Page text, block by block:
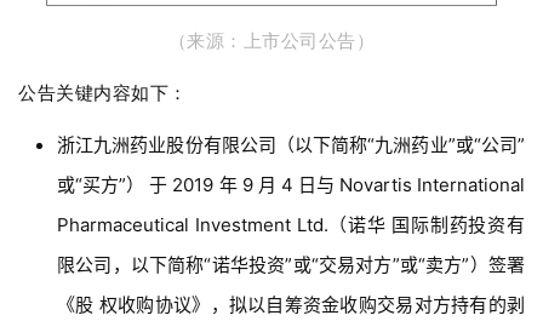
（来源：上市公司公告）
公告关键内容如下：
浙江九洲药业股份有限公司（以下简称“九洲药业”或“公司”
或“买方”） 于 2019 年 9 月 4 日与 Novartis International
Pharmaceutical Investment Ltd.（诺华 国际制药投资有
限公司，以下简称“诺华投资”或“交易对方”或“卖方”）签署
《股 权收购协议》，拟以自筹资金收购交易对方持有的剥